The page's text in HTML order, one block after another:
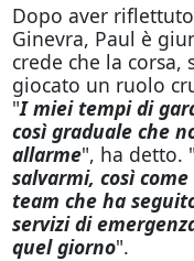
Dopo aver
Ginevra, Paul è
crede che la
giocato un ruolo
"I miei tempi di
così graduale che
allarme", ha detto. "
salvarmi, così
team che ha
servizi di
quel giorno".